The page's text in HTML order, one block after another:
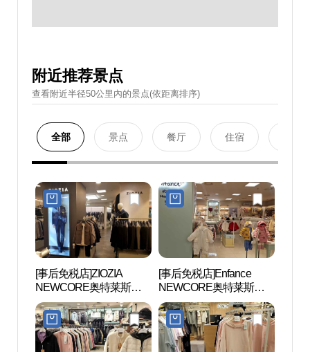
附近推荐景点
查看附近半径50公里內的景点(依距离排序)
全部 景点 餐厅 住宿
[事后免税店]ZIOZIA
NEWCORE奥特莱斯坪
村店 (지오지아 뉴코아아
울렛 평촌점)
[事后免税店]Enfance
NEWCORE奥特莱斯坪
村店 (앙팡스 뉴코아아울
렛 평촌점)